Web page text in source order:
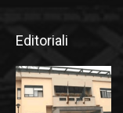
Editoriali